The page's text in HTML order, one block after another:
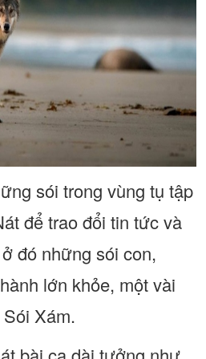
sói trong vùng tụ tập
để trao đổi tin tức và
đó những sói con,
lớn khỏe, một vài
Xám.